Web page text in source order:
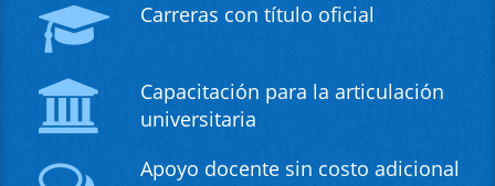
Carreras con título oficial
Capacitación para la articulación
universitaria
Apoyo docente sin costo adicional